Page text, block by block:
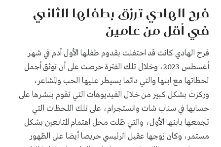
فرح الهادي ترزق بطفلها الثاني
في أقل من عامين
فرح الهادي كانت قد احتفلت بقدوم طفلها الأول آدم في شهر
أغسطس 2023، وخلال تلك الفترة حرصت على أن توثق أجمل
لحظاتها مع ابنها والتي دائما يسيطر عليها الحب والمشاعر،
وركزت بشكل كبير من خلال الفيديوهات التي تقوم بنشرها على
حسابها في سناب شات وانستجرام، على تلك اللحظات التي
تجمعها بابنها الأول، والتي ظلت محل اهتمام المتابعين بشكل
مستمر، وكان زوجها عقيل الرئيسي حريصا أيضا على الظهور